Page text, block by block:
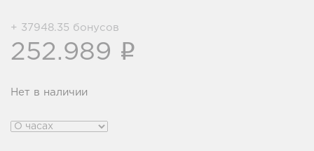
+ 37948.35 бонусов
252.989 i
Нет в наличии